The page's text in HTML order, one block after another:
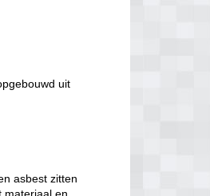
uit
asbest zitten